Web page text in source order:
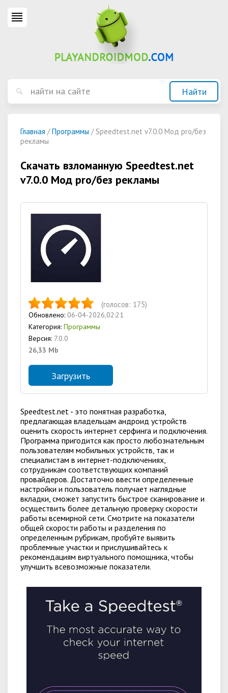
Главная /Программы / Speedtest.net v7.0.0 Мод pro/без
рекламы
Скачать взломанную Speedtest.net
v7.0.0 Мод pro/без рекламы
(голосов: 175)
Обновлено: 06-04-2026,02:21
Категория: Программы
Версия: 7.0.0
26,33 Mb
Загрузить
Speedtest.net - это понятная разработка,
предлагающая владельцам андроид устройств
оценить скорость интернет серфинга и подключения.
Программа пригодится как просто любознательным
пользователям мобильных устройств, так и
специалистам в интернет-подключениях,
сотрудникам соответствующих компаний
провайдеров. Достаточно ввести определенные
настройки и пользователь получает наглядные
вкладки, сможет запустить быстрое сканирование и
осуществить более детальную проверку скорости
работы всемирной сети. Смотрите на показатели
общей скорости работы и разделения по
определенным рубрикам, пробуйте выявить
проблемные участки и прислушивайтесь к
рекомендациям виртуального помощника, чтобы
улучшить всевозможные показатели.